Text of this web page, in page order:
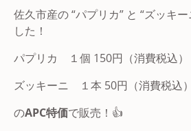
佐久市産の “パプリカ” と “ズッキ
した！
パプリカ １個 150円（消費税込）
ズッキーニ １本 50円（消費税込）
のAPC特価で販売！👍